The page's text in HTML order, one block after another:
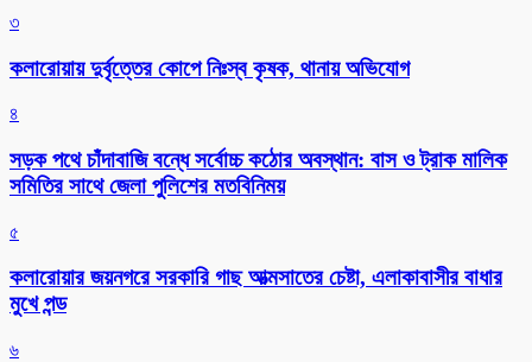
৩
কলারোয়ায় দুর্বৃত্তের কোপে নিঃস্ব কৃষক, থানায় অভিযোগ
৪
সড়ক পথে চাঁদাবাজি বন্ধে সর্বোচ্চ কঠোর অবস্থান: বাস ও ট্রাক মালিক
সমিতির সাথে জেলা পুলিশের মতবিনিময়
৫
কলারোয়ার জয়নগরে সরকারি গাছ আত্মসাতের চেষ্টা, এলাকাবাসীর বাধার
মুখে পন্ড
৬